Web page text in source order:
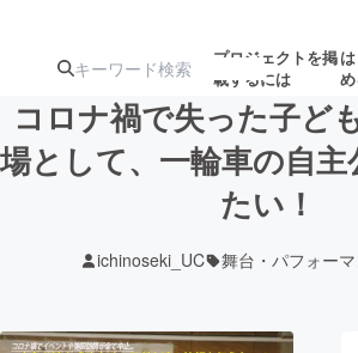
プロジェクトを掲
載するには
注目の新着プロ 募集終
コロナ禍で失った子ど
場として、一輪車の自主
たい！
ichinoseki_UC 舞台・パフォー